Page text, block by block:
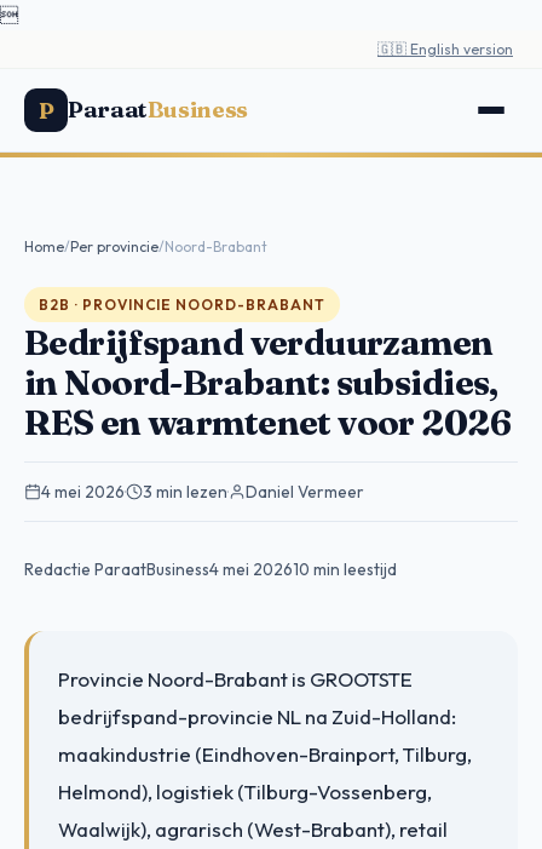

🇬🇧 English version
P ParaatBusiness
Home/Per provincie/Noord-Brabant
B2B · PROVINCIE NOORD-BRABANT
Bedrijfspand verduurzamen
in Noord-Brabant: subsidies,
RES en warmtenet voor 2026
4 mei 2026· 3 min lezen· Daniel Vermeer
Redactie ParaatBusiness4 mei 202610 min leestijd
Provincie Noord-Brabant is GROOTSTE
bedrijfspand-provincie NL na Zuid-Holland:
maakindustrie (Eindhoven-Brainport, Tilburg,
Helmond), logistiek (Tilburg-Vossenberg,
Waalwijk), agrarisch (West-Brabant), retail